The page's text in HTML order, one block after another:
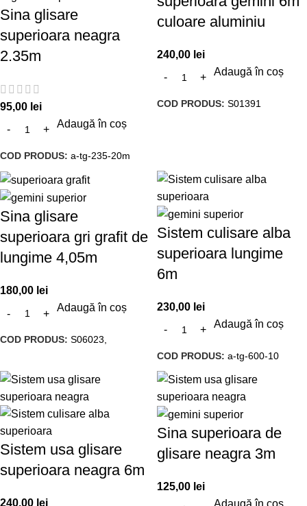
Sina glisare
superioara neagra
2.35m
95,00 lei
Adaugă în coș
COD PRODUS: a-tg-235-20m
culoare aluminiu
240,00 lei
Adaugă în coș
COD PRODUS: S01391
Sina glisare
superioara gri grafit de
lungime 4,05m
180,00 lei
Adaugă în coș
COD PRODUS: S06023,
Sistem culisare alba
superioara lungime
6m
230,00 lei
Adaugă în coș
COD PRODUS: a-tg-600-10
Sistem usa glisare
superioara neagra 6m
240,00 lei
Sina superioara de
glisare neagra 3m
125,00 lei
Adaugă în coș